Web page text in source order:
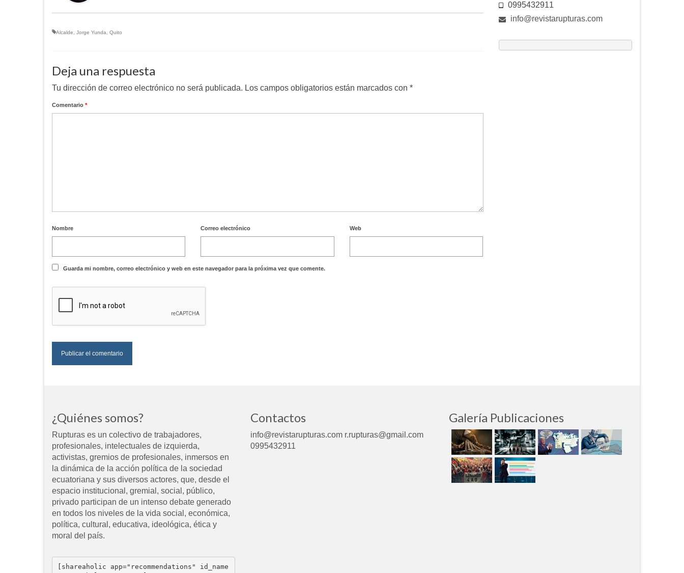
Alcalde Jorge Yunda Quito
Deja una respuesta
Tu dirección de correo electrónico no será publicada. Los campos obligatorios están marcados con *
Comentario *
Nombre Correo electrónico Web
Guarda mi nombre, correo electrónico y web en este navegador para la próxima vez que comente.
0995432911
info@revistarupturas.com
¿Quiénes somos?
Rupturas es un colectivo de trabajadores,
profesionales, intelectuales de izquierda,
activistas, gremios de profesionales, inmersos en
la dinámica de la acción política de la sociedad
ecuatoriana y sus diversos actores, que, desde el
espacio institucional, gremial, social, público,
privado participan de un intenso debate generado
en todos los niveles de la vida social, económica,
política, cultural, educativa, ideológica, ética y
moral del país.
[shareaholic app="recommendations" id_name
Contactos
info@revistarupturas.com r.rupturas@gmail.com
0995432911
Galería Publicaciones